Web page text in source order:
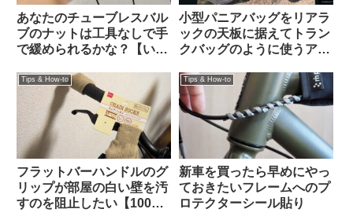
あなたのチューブレスバル
ブのナットは工具なしで手
で緩められるかな？【いま
小型パニアバッグをリアラ
ックの天板に据えてトラン
クバッグのように使うアイ
ら）Ortlieb Gravel-Pack /
Quick-Rack
Tips & How-to
フラットバーハンドルのグ
リップが部屋の白い壁を汚
すのを阻止したい【100均
Tips & How-to
新車を買ったら早めにやっ
ておきたいフレームへのプ
ロテクターシール貼り